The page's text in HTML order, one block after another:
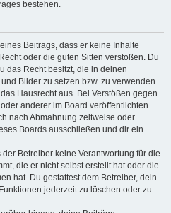
bestehen.
Beitrags, dass er keine Inhalte
oder die guten Sitten verstoßen. Du
das Recht besitzt, die in deinen
Bilder zu setzen bzw. zu verwenden.
Hausrecht aus. Bei Verstößen gegen
anderer im Board veröffentlichten
nach Abmahnung zeitweise oder
Boards ausschließen und dir ein
Betreiber keine Verantwortung für die
die er nicht selbst erstellt hat oder die
hat. Du gestattest dem Betreiber, dein
jederzeit zu löschen oder zu